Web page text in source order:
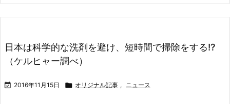
日本は科学的な洗剤を避け、短時間で掃除をする!?
（ケルヒャー調べ）
 2016年11月15日  オリジナル記事 , ニュース